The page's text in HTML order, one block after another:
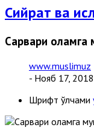
Сийрат ва
Сарвари оламга
www.muslimuz
- Нояб 17, 2018
Шрифт ўлчами